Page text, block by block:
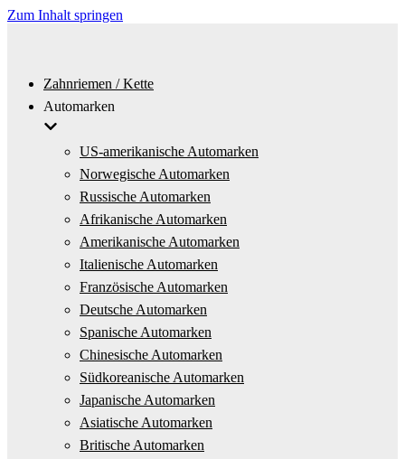
Zum Inhalt springen
Zahnriemen / Kette
Automarken
US-amerikanische Automarken
Norwegische Automarken
Russische Automarken
Afrikanische Automarken
Amerikanische Automarken
Italienische Automarken
Französische Automarken
Deutsche Automarken
Spanische Automarken
Chinesische Automarken
Südkoreanische Automarken
Japanische Automarken
Asiatische Automarken
Britische Automarken